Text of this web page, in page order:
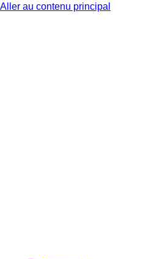
Aller au contenu principal